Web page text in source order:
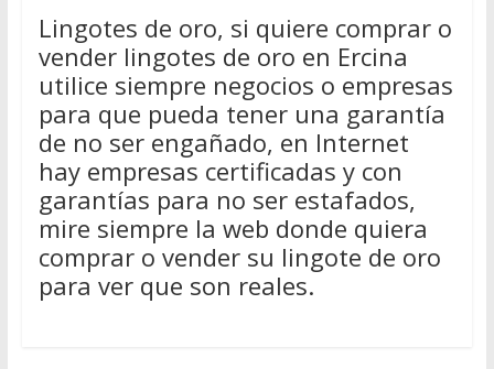
Lingotes de oro, si quiere comprar o
vender lingotes de oro en Ercina
utilice siempre negocios o empresas
para que pueda tener una garantía
de no ser engañado, en Internet
hay empresas certificadas y con
garantías para no ser estafados,
mire siempre la web donde quiera
comprar o vender su lingote de oro
para ver que son reales.